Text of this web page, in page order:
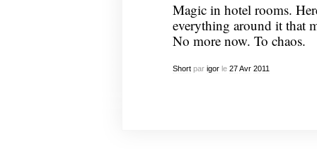
Magic in hotel rooms.
everything around it that
No more now. To chaos.
Shortpar igorle 27 Avr 2011